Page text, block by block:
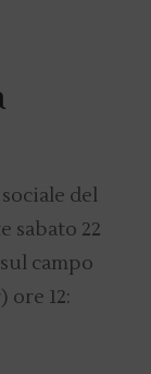
del
sabato 22
campo
ore 12: